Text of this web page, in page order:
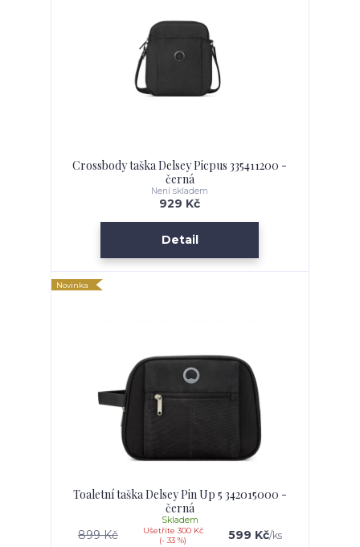
Crossbody taška Delsey Picpus 335411200 -
černá
929 Kč
Není skladem
Detail
Novinka
Toaletní taška Delsey Pin Up 5 342015000 -
černá
899 Kč
Ušetříte 300 Kč
(- 33 %)
599 Kč/ks
Skladem